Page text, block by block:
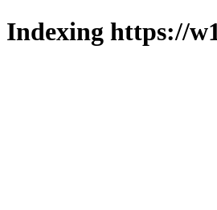
Indexing https://